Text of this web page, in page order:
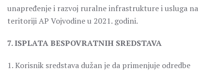
unapređenje i razvoj ruralne infrastrukture i usluga na
teritoriji AP Vojvodine u 2021. godini.
7. ISPLATA BESPOVRATNIH SREDSTAVA
1. Korisnik sredstava dužan je da primenjuje odredbe